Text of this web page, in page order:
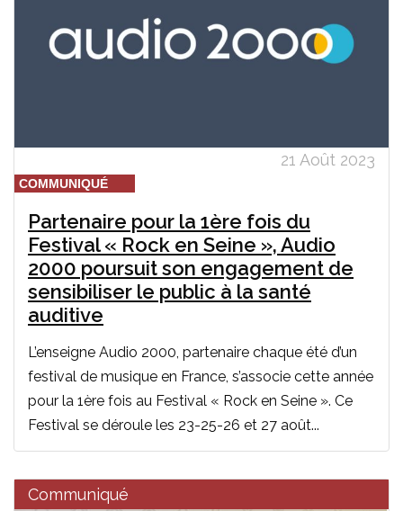
21 Août 2023
COMMUNIQUÉ
Partenaire pour la 1ère fois du
Festival « Rock en Seine », Audio
2000 poursuit son engagement de
sensibiliser le public à la santé
auditive
L’enseigne Audio 2000, partenaire chaque été d’un
festival de musique en France, s’associe cette année
pour la 1ère fois au Festival « Rock en Seine ». Ce
Festival se déroule les 23-25-26 et 27 août...
Communiqué